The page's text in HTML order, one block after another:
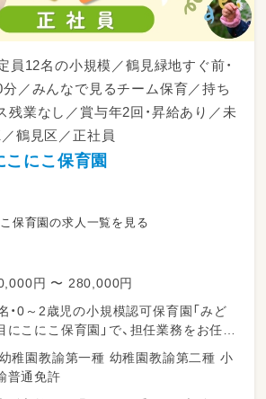
トロ今福鶴見駅から徒歩10分／鶴見南
りなし／サービス残業は一切なし。残
した場合は残業代を全額支給します
書類仕事の負担を軽減
2回・昇給あり／産休育休の取得実績あ
・キャリアアップ支援も
顔を増やしませんか？
員12名の小規模／鶴見緑地すぐ前・
／みんなで見るチーム保育／持ち
残業なし／賞与年2回・昇給あり／未
鶴見区／正社員
にこ保育園
保育園の求人一覧を見る
円 〜 280,000円
・0～2歳児の小規模認可保育園「みど
にこにこ保育園」で、担任業務をお任せ
の担任業務（日々の保育計画・記録）
普通免許